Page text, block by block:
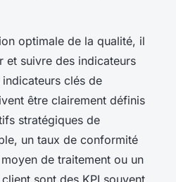
optimale de la qualité, il
et suivre des indicateurs
clés de
être clairement définis
stratégiques de
un taux de conformité
de traitement ou un
sont des KPI souvent